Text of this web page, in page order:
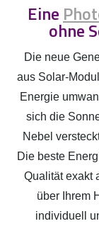
Eine
ohne
Die neue
aus Solar-
Energie
sich die
Nebel
Die beste
Qualität exakt
über Ihrem
individuell